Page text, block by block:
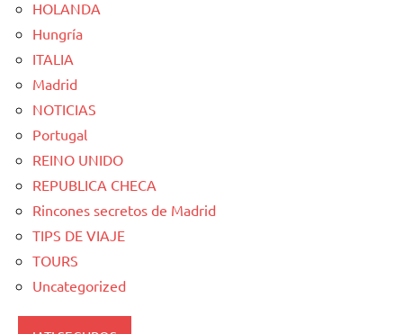
HOLANDA
Hungría
ITALIA
Madrid
NOTICIAS
Portugal
REINO UNIDO
REPUBLICA CHECA
Rincones secretos de Madrid
TIPS DE VIAJE
TOURS
Uncategorized